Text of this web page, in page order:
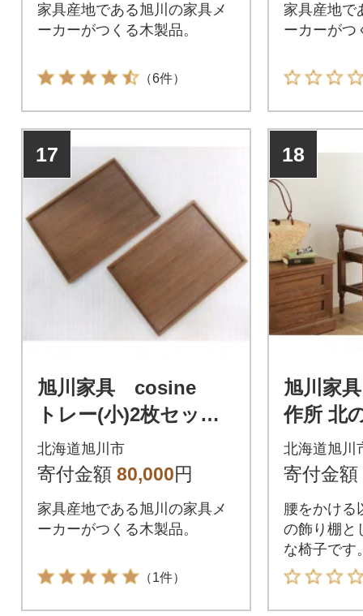
家具産地である旭川の家具メ
ーカーがつくる木製品。
（6件）
家具産地で
ーカーがつ
17
旭川家具 cosine
トレー(小)2枚セッ
ト ウォルナット_00
216
北海道旭川市
寄付金額 80,000円
家具産地である旭川の家具メ
ーカーがつくる木製品。
（1件）
18
旭川家
作所 北
高座椅
273
北海道旭川
寄付金額
腰をかける
の飾り棚と
な椅子です